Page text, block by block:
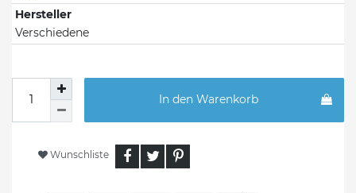
Hersteller
Verschiedene
In den Warenkorb
Wunschliste